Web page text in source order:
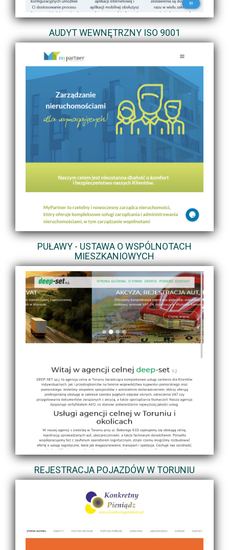
AUDYT WEWNĘTRZNY ISO 9001
PUŁAWY - USTAWA O WSPÓLNOTACH
MIESZKANIOWYCH
REJESTRACJA POJAZDÓW W TORUNIU